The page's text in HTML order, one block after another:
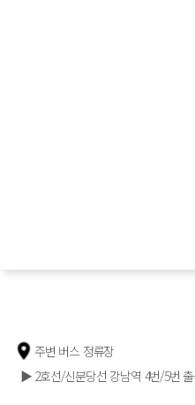
주변 버스 정류장
▶ 2호선/신분당선 강남역 4번/5번